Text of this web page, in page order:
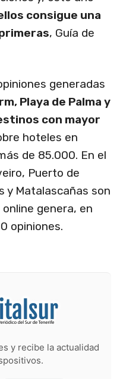
consigue una
, Guía de
generadas
Playa de Palma y
con mayor
hoteles en
de 85.000. En el
Puerto de
y Matalascañas son
genera, en
opiniones.
y recibe la actualidad